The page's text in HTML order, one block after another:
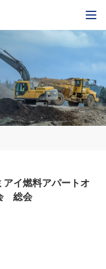
アイ燃料アパートオ
総会